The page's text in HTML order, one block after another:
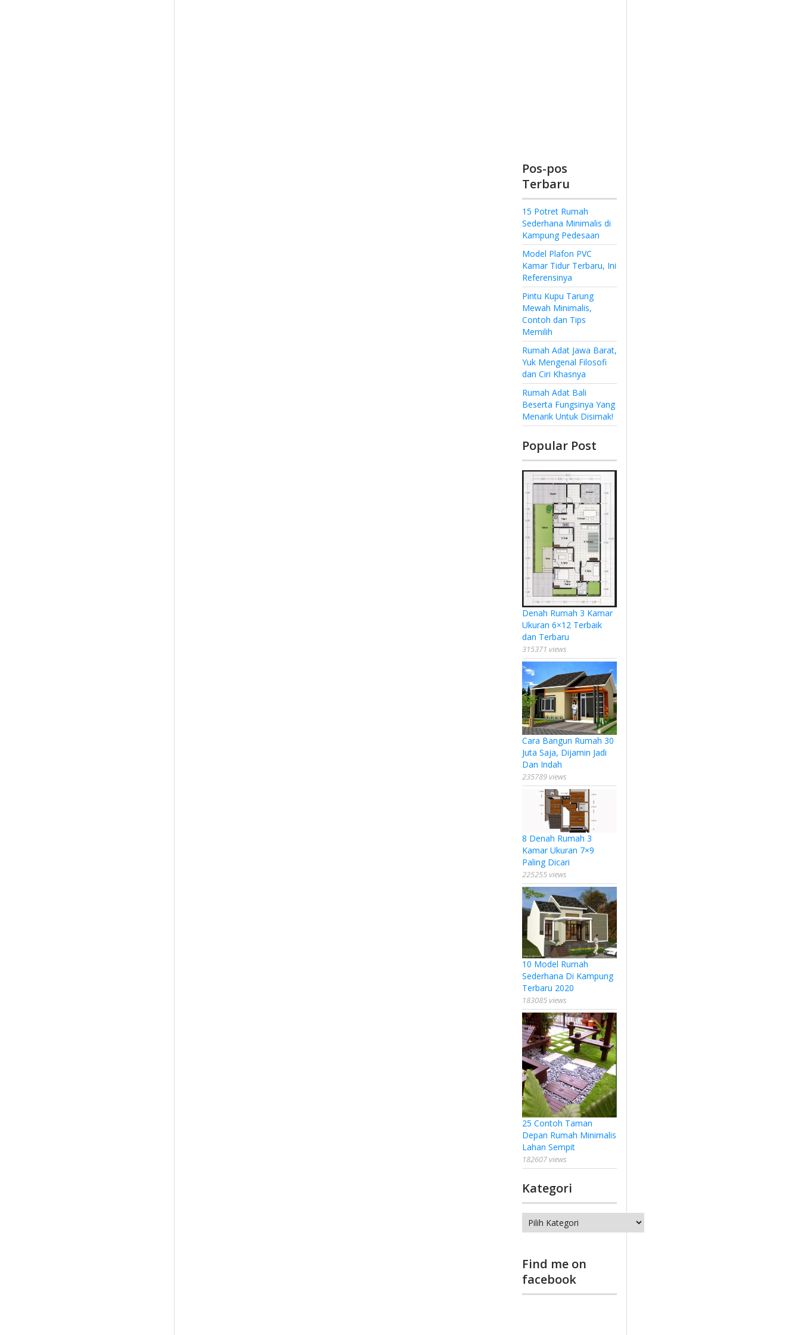
Pos-pos
Terbaru
15 Potret Rumah
Sederhana Minimalis di
Kampung Pedesaan
Model Plafon PVC
Kamar Tidur Terbaru, Ini
Referensinya
Pintu Kupu Tarung
Mewah Minimalis,
Contoh dan Tips
Memilih
Rumah Adat Jawa Barat,
Yuk Mengenal Filosofi
dan Ciri Khasnya
Rumah Adat Bali
Beserta Fungsinya Yang
Menarik Untuk Disimak!
Popular Post
Denah Rumah 3 Kamar
Ukuran 6×12 Terbaik
dan Terbaru
315371 views
Cara Bangun Rumah 30
Juta Saja, Dijamin Jadi
Dan Indah
235789 views
8 Denah Rumah 3
Kamar Ukuran 7×9
Paling Dicari
225255 views
10 Model Rumah
Sederhana Di Kampung
Terbaru 2020
183085 views
25 Contoh Taman
Depan Rumah Minimalis
Lahan Sempit
182607 views
Kategori
Kategori
Find me on
facebook